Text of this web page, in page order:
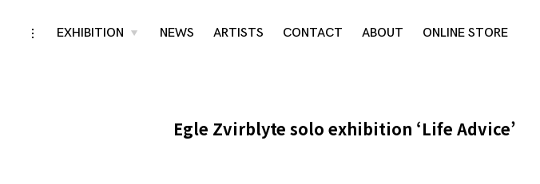
Skip
toggleEXHIBITION
toggle
NEWS ARTISTS CONTACT ABOUT ONLINE STORE
Egle Zvirblyte solo exhibition ‘Life Advice’